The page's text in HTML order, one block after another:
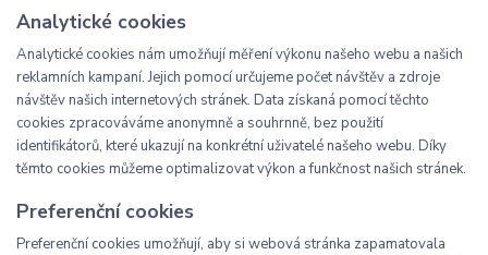
Analytické cookies
Analytické cookies nám umožňují měření výkonu našeho webu a našich
reklamních kampaní. Jejich pomocí určujeme počet návštěv a zdroje
návštěv našich internetových stránek. Data získaná pomocí těchto
cookies zpracováváme anonymně a souhrnně, bez použití
identifikátorů, které ukazují na konkrétní uživatelé našeho webu. Díky
těmto cookies můžeme optimalizovat výkon a funkčnost našich stránek.
Preferenční cookies
Preferenční cookies umožňují, aby si webová stránka zapamatovala